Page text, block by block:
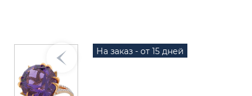
На заказ - от 15 дней